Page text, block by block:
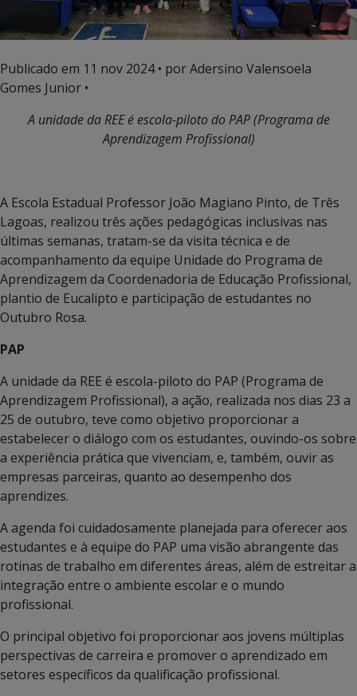
Publicado em 11 nov 2024• por Adersino Valensoela
Gomes Junior •
A unidade da REE é escola-piloto do PAP (Programa de
Aprendizagem Profissional)
A Escola Estadual Professor João Magiano Pinto, de Três
Lagoas, realizou três ações pedagógicas inclusivas nas
últimas semanas, tratam-se da visita técnica e de
acompanhamento da equipe Unidade do Programa de
Aprendizagem da Coordenadoria de Educação Profissional,
plantio de Eucalipto e participação de estudantes no
Outubro Rosa.
PAP
A unidade da REE é escola-piloto do PAP (Programa de
Aprendizagem Profissional), a ação, realizada nos dias 23 a
25 de outubro, teve como objetivo proporcionar a
estabelecer o diálogo com os estudantes, ouvindo-os sobre
a experiência prática que vivenciam, e, também, ouvir as
empresas parceiras, quanto ao desempenho dos
aprendizes.
A agenda foi cuidadosamente planejada para oferecer aos
estudantes e à equipe do PAP uma visão abrangente das
rotinas de trabalho em diferentes áreas, além de estreitar a
integração entre o ambiente escolar e o mundo
profissional.
O principal objetivo foi proporcionar aos jovens múltiplas
perspectivas de carreira e promover o aprendizado em
setores específicos da qualificação profissional.